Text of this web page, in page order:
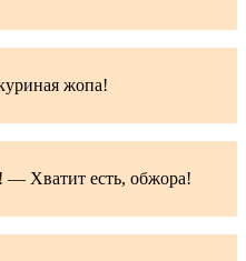
жопа!
Хватит есть, обжора!